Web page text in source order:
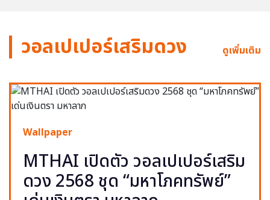
วอลเปเปอร์เสริมดวง ดูเพิ่มเติม
Wallpaper
MTHAI เปิดตัว วอลเปเปอร์เสริม
ดวง 2568 ชุด “มหาโภคทรัพย์”